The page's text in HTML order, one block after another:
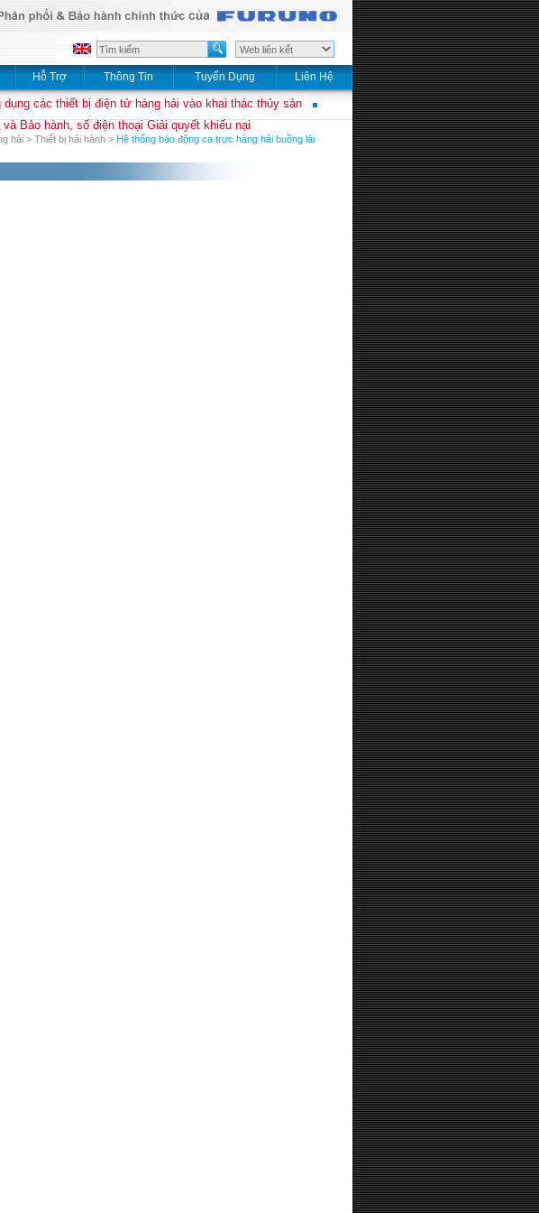
Hỗ Trợ Thông Tin Tuyển Dụng Liên Hệ
các thiết bị điện tử hàng hải vào khai thác thủy sản
Bảo hành, số điện thoại Giải quyết khiếu nại
hải > Thiết bị hải hành > Hệ thống báo động ca trực hàng hải buồng lái